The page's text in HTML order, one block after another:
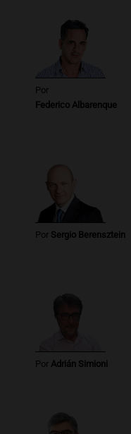
Episodios
Audio. El
Fe relativiza
jubilaciones
Panorama Federal
Episodios
Por
Federico Albarenque
Por Sergio Berensztein
Por Adrián Simioni